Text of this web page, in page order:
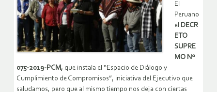
El
Peruano
el DECR
ETO
SUPRE
MO Nº
075-2019-PCM, que instala el “Espacio de Diálogo y
Cumplimiento de Compromisos”, iniciativa del Ejecutivo que
saludamos, pero que al mismo tiempo nos deja con ciertas